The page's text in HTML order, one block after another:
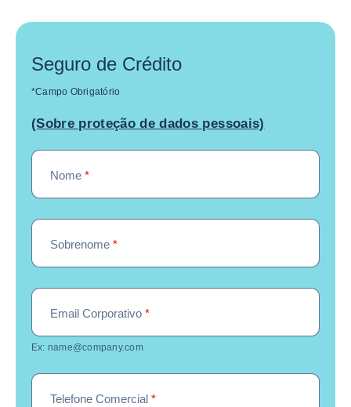
Seguro de Crédito
*Campo Obrigatório
(Sobre proteção de dados pessoais)
Nome *
Sobrenome *
Email Corporativo *
Ex: name@company.com
Telefone Comercial *